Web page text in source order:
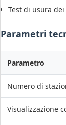
Test di usura dei
Parametri
Parametro
Numero di
Visualizzazione